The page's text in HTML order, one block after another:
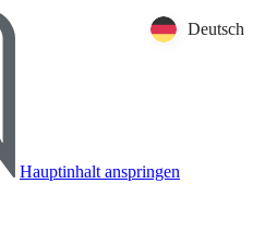
Hauptinhalt anspringen
Deutsch